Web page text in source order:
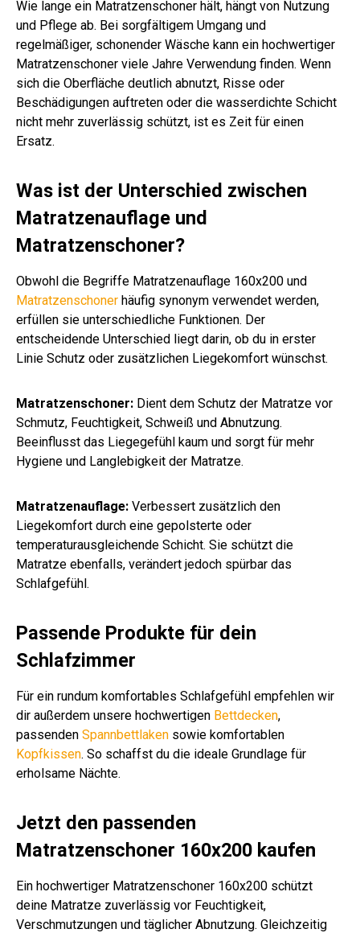
Wie lange ein Matratzenschoner hält, hängt von Nutzung
und Pflege ab. Bei sorgfältigem Umgang und
regelmäßiger, schonender Wäsche kann ein hochwertiger
Matratzenschoner viele Jahre Verwendung finden. Wenn
sich die Oberfläche deutlich abnutzt, Risse oder
Beschädigungen auftreten oder die wasserdichte Schicht
nicht mehr zuverlässig schützt, ist es Zeit für einen
Ersatz.
Was ist der Unterschied zwischen
Matratzenauflage und
Matratzenschoner?
Obwohl die Begriffe Matratzenauflage 160x200 und
Matratzenschoner häufig synonym verwendet werden,
erfüllen sie unterschiedliche Funktionen. Der
entscheidende Unterschied liegt darin, ob du in erster
Linie Schutz oder zusätzlichen Liegekomfort wünschst.
Matratzenschoner: Dient dem Schutz der Matratze vor
Schmutz, Feuchtigkeit, Schweiß und Abnutzung.
Beeinflusst das Liegegefühl kaum und sorgt für mehr
Hygiene und Langlebigkeit der Matratze.
Matratzenauflage: Verbessert zusätzlich den
Liegekomfort durch eine gepolsterte oder
temperaturausgleichende Schicht. Sie schützt die
Matratze ebenfalls, verändert jedoch spürbar das
Schlafgefühl.
Passende Produkte für dein
Schlafzimmer
Für ein rundum komfortables Schlafgefühl empfehlen wir
dir außerdem unsere hochwertigen Bettdecken,
passenden Spannbettlaken sowie komfortablen
Kopfkissen. So schaffst du die ideale Grundlage für
erholsame Nächte.
Jetzt den passenden
Matratzenschoner 160x200 kaufen
Ein hochwertiger Matratzenschoner 160x200 schützt
deine Matratze zuverlässig vor Feuchtigkeit,
Verschmutzungen und täglicher Abnutzung. Gleichzeitig